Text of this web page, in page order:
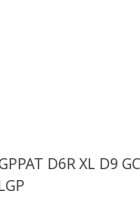
D6R XL D9